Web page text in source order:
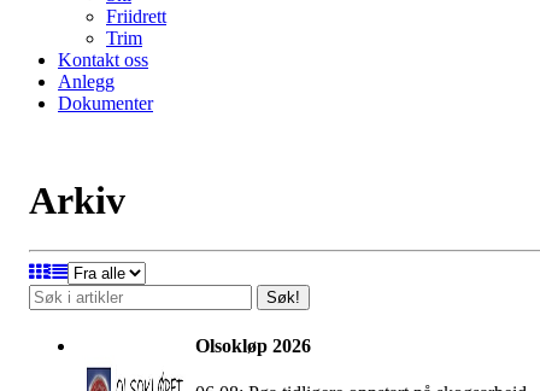
Friidrett
Trim
Kontakt oss
Anlegg
Dokumenter
Arkiv
Søk!
Olsokløp 2026